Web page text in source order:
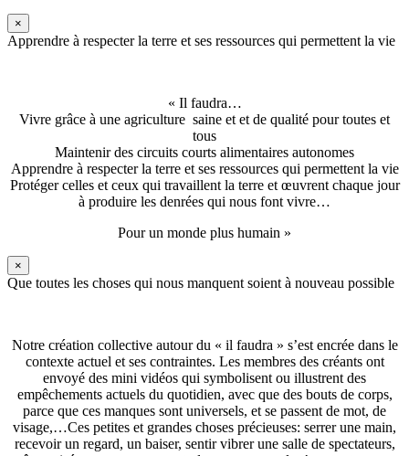
×
Apprendre à respecter la terre et ses ressources qui permettent la vie
« Il faudra…
Vivre grâce à une agriculture saine et et de qualité pour toutes et
tous
Maintenir des circuits courts alimentaires autonomes
Apprendre à respecter la terre et ses ressources qui permettent la vie
Protéger celles et ceux qui travaillent la terre et œuvrent chaque jour
à produire les denrées qui nous font vivre…
Pour un monde plus humain »
×
Que toutes les choses qui nous manquent soient à nouveau possible
Notre création collective autour du « il faudra » s’est encrée dans le
contexte actuel et ses contraintes. Les membres des créants ont
envoyé des mini vidéos qui symbolisent ou illustrent des
empêchements actuels du quotidien, avec que des bouts de corps,
parce que ces manques sont universels, et se passent de mot, de
visage,…Ces petites et grandes choses précieuses: serrer une main,
recevoir un regard, un baiser, sentir vibrer une salle de spectateurs,